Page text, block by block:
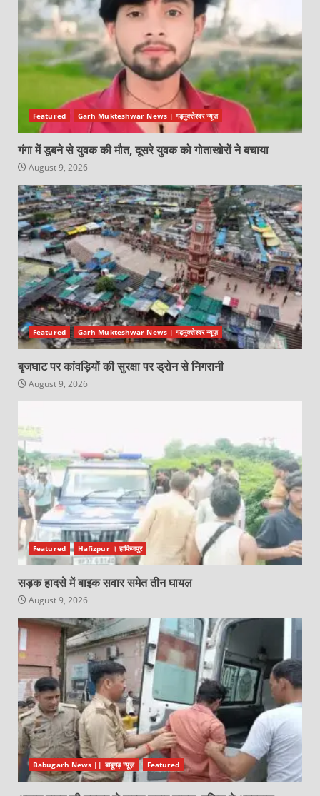
Featured Garh Mukteshwar News | गढ़मुक्तेश्वर न्यूज़
गंगा में डूबने से युवक की मौत, दूसरे युवक को गोताखोरों ने बचाया
August 9, 2026
Featured Garh Mukteshwar News | गढ़मुक्तेश्वर न्यूज़
बृजघाट पर कांवड़ियों की सुरक्षा पर ड्रोन से निगरानी
August 9, 2026
Featured Hafizpur । हाफिजपुर
सड़क हादसे में बाइक सवार समेत तीन घायल
August 9, 2026
Babugarh News || बाबूगढ़ न्यूज़ Featured